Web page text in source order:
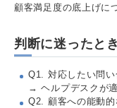
顧客満足度の底上げに
判断に迷ったと
Q1. 対応したい問
→ ヘルプデスクが
Q2. 顧客への能動